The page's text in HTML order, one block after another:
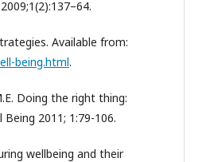
Available from:
being.html.
Doing the right thing:
2011; 1:79-106.
wellbeing and their